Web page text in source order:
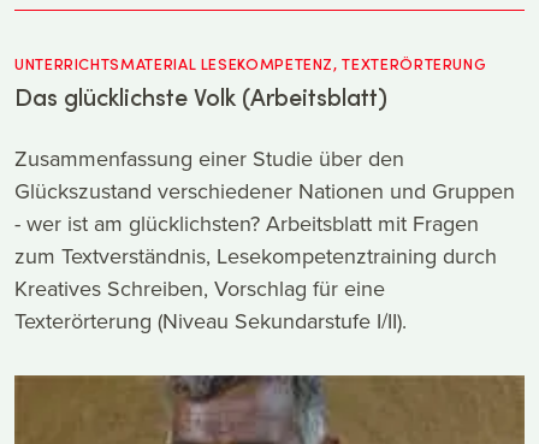
UNTERRICHTSMATERIAL LESEKOMPETENZ, TEXTERÖRTERUNG
Das glücklichste Volk (Arbeitsblatt)
Zusammenfassung einer Studie über den
Glückszustand verschiedener Nationen und Gruppen
- wer ist am glücklichsten? Arbeitsblatt mit Fragen
zum Textverständnis, Lesekompetenztraining durch
Kreatives Schreiben, Vorschlag für eine
Texterörterung (Niveau Sekundarstufe I/II).